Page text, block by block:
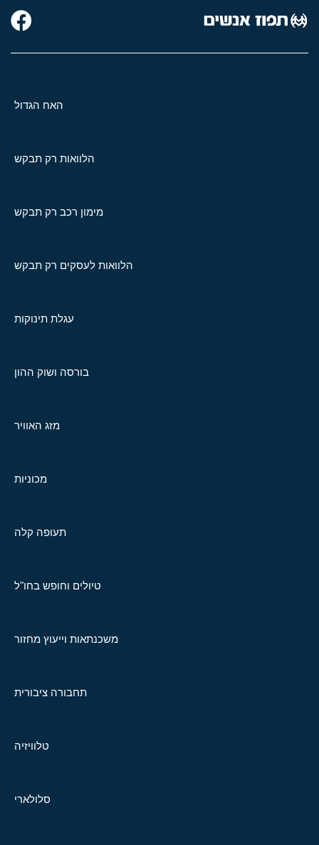
האח הגדול
הלוואות רק תבקש
מימון רכב רק תבקש
הלוואות לעסקים רק תבקש
עגלת תינוקות
בורסה ושוק ההון
מזג האוויר
מכוניות
תעופה קלה
טיולים וחופש בחו"ל
משכנתאות וייעוץ מחזור
תחבורה ציבורית
טלוויזיה
סלולארי